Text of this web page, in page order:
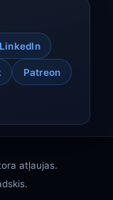
LinkedIn
Patreon
atļaujas.
.